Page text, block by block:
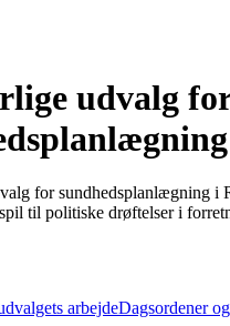
udvalg
for sundhedsplanlægning i
til politiske drøftelser i
arbejdeDagsordener